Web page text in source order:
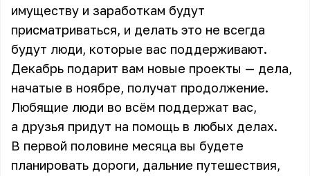
имуществу и заработкам будут
присматриваться, и делать это не всегда
будут люди, которые вас поддерживают.
Декабрь подарит вам новые проекты — дела,
начатые в ноябре, получат продолжение.
Любящие люди во всём поддержат вас,
а друзья придут на помощь в любых делах.
В первой половине месяца вы будете
планировать дороги, дальние путешествия,